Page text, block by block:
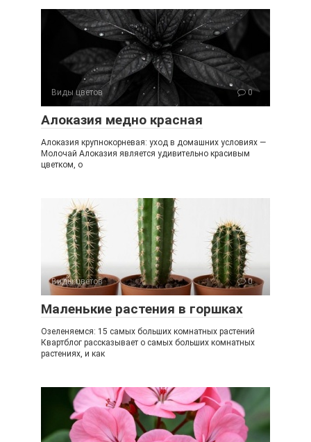
Виды цветов 0
Алоказия медно красная
Алоказия крупнокорневая: уход в домашних условиях —
Молочай Алоказия является удивительно красивым
цветком, о
Виды цветов 0
Маленькие растения в горшках
Озеленяемся: 15 самых больших комнатных растений
Квартблог рассказывает о самых больших комнатных
растениях, и как